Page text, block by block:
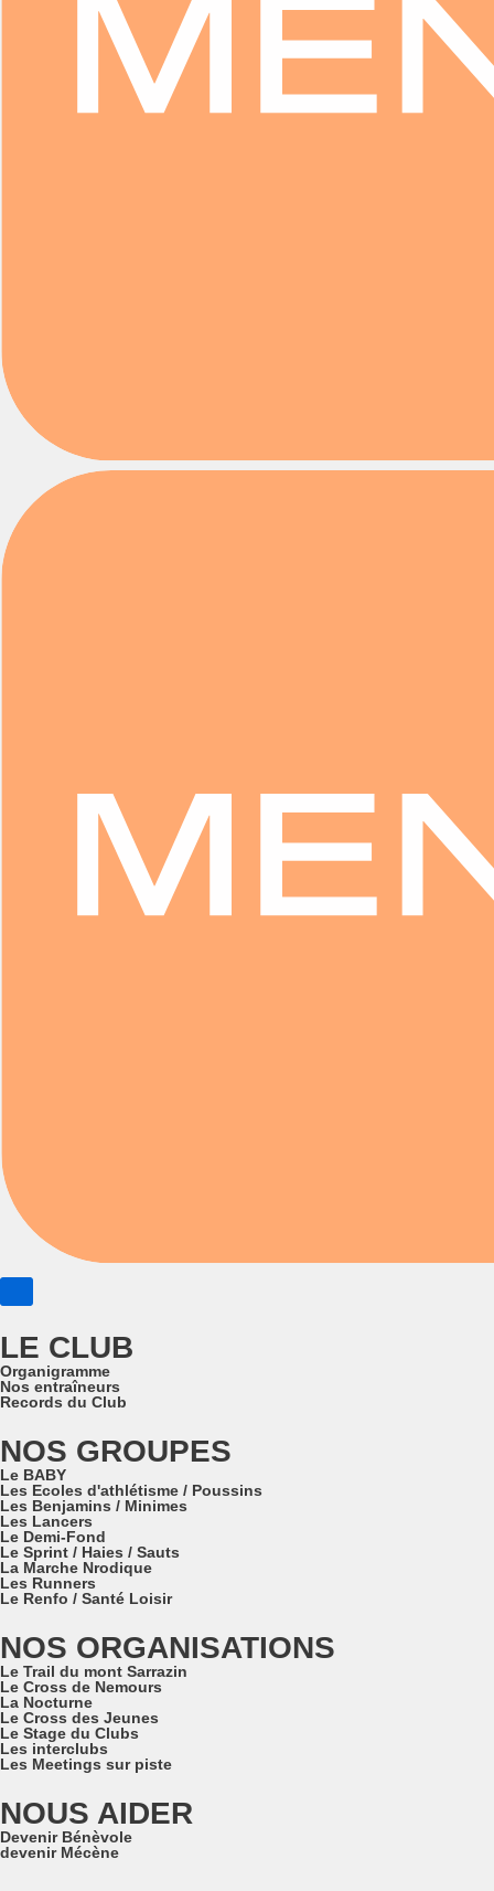
LE CLUB
Organigramme
Nos entraîneurs
Records du Club
NOS GROUPES
Le BABY
Les Ecoles d'athlétisme / Poussins
Les Benjamins / Minimes
Les Lancers
Le Demi-Fond
Le Sprint / Haies / Sauts
La Marche Nrodique
Les Runners
Le Renfo / Santé Loisir
NOS ORGANISATIONS
Le Trail du mont Sarrazin
Le Cross de Nemours
La Nocturne
Le Cross des Jeunes
Le Stage du Clubs
Les interclubs
Les Meetings sur piste
NOUS AIDER
Devenir Bénèvole
devenir Mécène